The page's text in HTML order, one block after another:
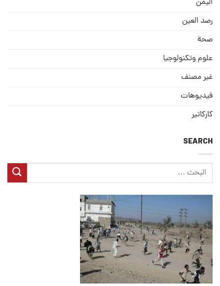
الیمن
رصد العین
صحة
علوم وتكنولوجيا
غير مصنف
فيديوهات
كاركاتير
SEARCH